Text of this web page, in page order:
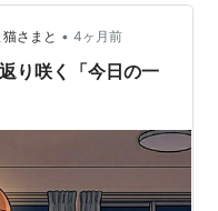
さまと • 4ヶ月前
り咲く「今日の一